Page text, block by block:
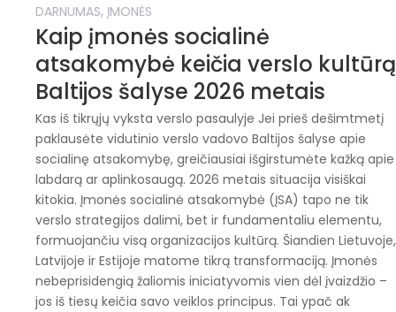
DARNUMAS,ĮMONĖS
Kaip įmonės socialinė
atsakomybė keičia verslo kultūrą
Baltijos šalyse 2026 metais
Kas iš tikrųjų vyksta verslo pasaulyje Jei prieš dešimtmetį
paklausėte vidutinio verslo vadovo Baltijos šalyse apie
socialinę atsakomybę, greičiausiai išgirstumėte kažką apie
labdarą ar aplinkosaugą. 2026 metais situacija visiškai
kitokia. Įmonės socialinė atsakomybė (ĮSA) tapo ne tik
verslo strategijos dalimi, bet ir fundamentaliu elementu,
formuojančiu visą organizacijos kultūrą. Šiandien Lietuvoje,
Latvijoje ir Estijoje matome tikrą transformaciją. Įmonės
nebeprisidengią žaliomis iniciatyvomis vien dėl įvaizdžio –
jos iš tiesų keičia savo veiklos principus. Tai ypač ak